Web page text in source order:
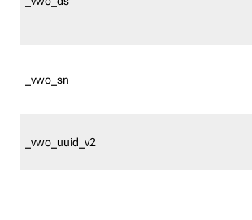
_vwo_sn
_vwo_uuid_v2